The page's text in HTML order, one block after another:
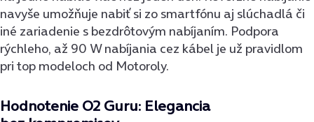
navyše umožňuje nabiť si zo smartfónu aj slúchadlá či
iné zariadenie s bezdrôtovým nabíjaním. Podpora
rýchleho, až 90 W nabíjania cez kábel je už pravidlom
pri top modeloch od Motoroly.
Hodnotenie O2 Guru: Elegancia